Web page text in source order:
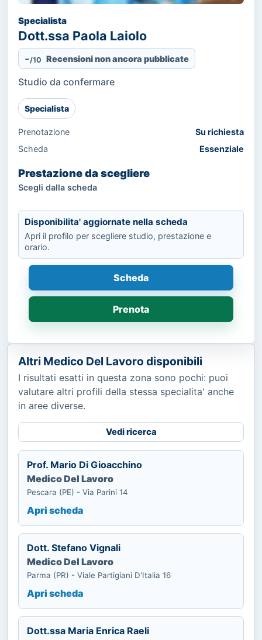
Specialista
Dott.ssa Paola Laiolo
-/10 Recensioni non ancora pubblicate
Studio da confermare
Specialista
Prenotazione
Su richiesta
Scheda
Essenziale
Prestazione da scegliere
Scegli dalla scheda
Disponibilita' aggiornate nella scheda
Apri il profilo per scegliere studio, prestazione e
orario.
Scheda
Prenota
Altri Medico Del Lavoro disponibili
I risultati esatti in questa zona sono pochi: puoi
valutare altri profili della stessa specialita' anche
in aree diverse.
Vedi ricerca
Prof. Mario Di Gioacchino
Medico Del Lavoro
Pescara (PE) - Via Parini 14
Apri scheda
Dott. Stefano Vignali
Medico Del Lavoro
Parma (PR) - Viale Partigiani D'Italia 16
Apri scheda
Dott.ssa Maria Enrica Raeli